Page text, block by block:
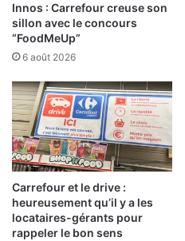
Innos : Carrefour creuse son
sillon avec le concours
“FoodMeUp”
6 août 2026
Carrefour et le drive :
heureusement qu’il y a les
locataires-gérants pour
rappeler le bon sens